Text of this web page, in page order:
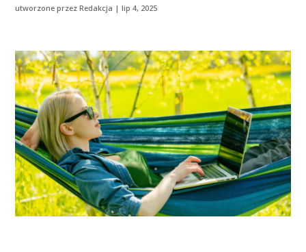
utworzone przezRedakcja |lip 4, 2025